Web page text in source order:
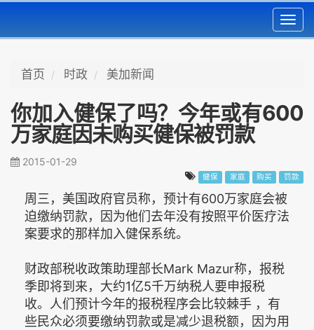
首页 时政 美加新闻
你加入健保了吗？今年或有600
万家庭因未购买健保被罚款
2015-01-29
健保 家庭 购买 罚款
周三，美国政府官员称，预计有600万家庭会被
迫缴纳罚款，因为他们去年没有按照平价医疗法
案要求的那样加入健保系统。
财政部税收政策助理部长Mark Mazur称，报税
季即将到来，大约1亿5千万纳税人要申报税
收。人们预计今年的报税程序会比较棘手 ，有
些民众必须要缴纳罚款或是减少退税额，因为用